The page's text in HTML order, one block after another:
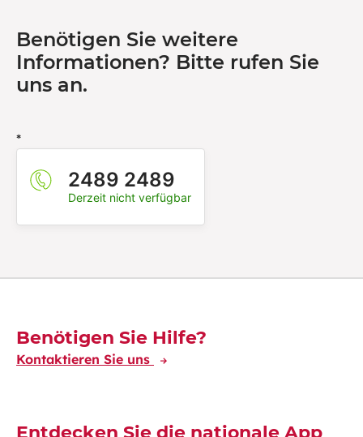
Benötigen Sie weitere
Informationen? Bitte rufen Sie
uns an.
*
2489 2489
Derzeit nicht verfügbar
Découvrez-en plus
Benötigen Sie Hilfe?
Kontaktieren Sie uns
Entdecken Sie die nationale App